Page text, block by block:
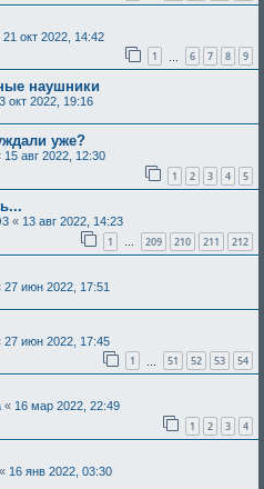
21 окт 2022, 14:42
1 6 7 8 9
наушники
окт 2022, 19:16
уже?
15 авг 2022, 12:30
1 2 3 4 5
« 13 авг 2022, 14:23
1 … 209 210 211 212
27 июн 2022, 17:51
27 июн 2022, 17:45
1 51 52 53 54
« 16 мар 2022, 22:49
1 2 3 4
« 16 янв 2022, 03:30